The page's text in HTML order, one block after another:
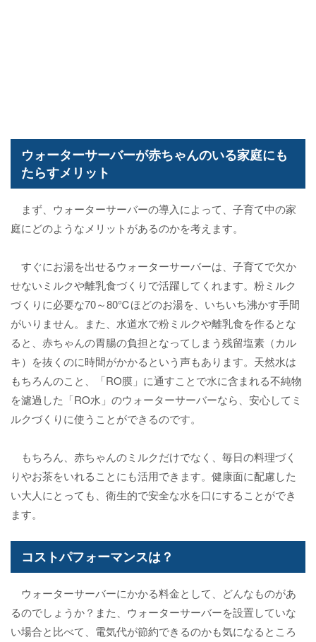
ウォーターサーバーが赤ちゃんのいる家庭にも
たらすメリット
まず、ウォーターサーバーの導入によって、子育て中の家
庭にどのようなメリットがあるのかを考えます。
すぐにお湯を出せるウォーターサーバーは、子育てで欠か
せないミルクや離乳食づくりで活躍してくれます。粉ミルク
づくりに必要な70～80℃ほどのお湯を、いちいち沸かす手間
がいりません。また、水道水で粉ミルクや離乳食を作るとな
ると、赤ちゃんの胃腸の負担となってしまう残留塩素（カル
キ）を抜くのに時間がかかるという声もあります。天然水は
もちろんのこと、「RO膜」に通すことで水に含まれる不純物
を濾過した「RO水」のウォーターサーバーなら、安心してミ
ルクづくりに使うことができるのです。
もちろん、赤ちゃんのミルクだけでなく、毎日の料理づく
りやお茶をいれることにも活用できます。健康面に配慮した
い大人にとっても、衛生的で安全な水を口にすることができ
ます。
コストパフォーマンスは？
ウォーターサーバーにかかる料金として、どんなものがあ
るのでしょうか？また、ウォーターサーバーを設置していな
い場合と比べて、電気代が節約できるのかも気になるところ